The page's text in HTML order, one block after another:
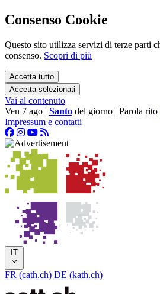
Consenso Cookie
Questo sito utilizza servizi di terze parti
consenso. Scopri di più
Accetta tutto
Accetta selezionati
Vai al contenuto
Ven 7 ago | Santo del giorno | Parola rito
Impressum e contatti |
IT
FR (cath.ch) DE (kath.ch)